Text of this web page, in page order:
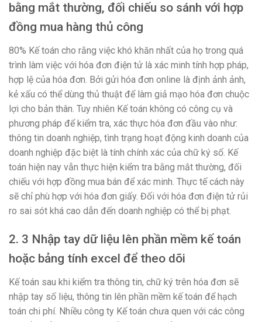
bằng mắt thường, đối chiếu so sánh với hợp
đồng mua hàng thủ công
80% Kế toán cho rằng việc khó khăn nhất của họ trong quá
trình làm việc với hóa đơn điện tử là xác minh tính hợp pháp,
hợp lệ của hóa đơn. Bởi gửi hóa đơn online là định ảnh ảnh,
kẻ xấu có thể dùng thủ thuật để làm giả mạo hóa đơn chuộc
lợi cho bản thân. Tuy nhiên Kế toán không có công cụ và
phương pháp để kiểm tra, xác thực hóa đơn đầu vào như:
thông tin doanh nghiệp, tình trạng hoạt động kinh doanh của
doanh nghiệp đặc biệt là tính chính xác của chữ ký số. Kế
toán hiện nay vẫn thực hiện kiểm tra bằng mắt thường, đối
chiếu với hợp đồng mua bán để xác minh. Thực tế cách này
sẽ chỉ phù hợp với hóa đơn giấy. Đối với hóa đơn điện tử rủi
ro sai sót khá cao dẫn đến doanh nghiệp có thể bị phạt.
2. 3 Nhập tay dữ liệu lên phần mềm kế toán
hoặc bảng tính excel để theo dõi
Kế toán sau khi kiểm tra thông tin, chữ ký trên hóa đơn sẽ
nhập tay số liệu, thông tin lên phần mềm kế toán để hạch
toán chi phí. Nhiều công ty Kế toán chưa quen với các công